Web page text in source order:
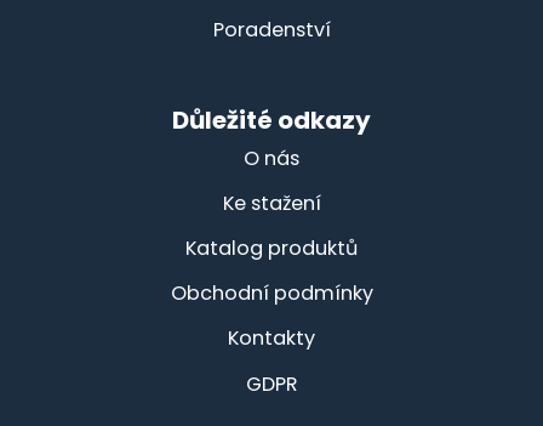
Poradenství
Důležité odkazy
O nás
Ke stažení
Katalog produktů
Obchodní podmínky
Kontakty
GDPR